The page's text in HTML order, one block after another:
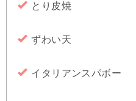
とり皮焼
ずわい天
イタリアンスパボー